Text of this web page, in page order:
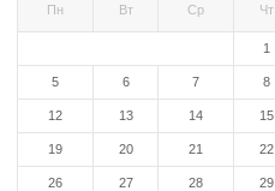
Пн Вт Ср Чт
1
5 6 7 8
12 13 14 15
19 20 21 22
26 27 28 29